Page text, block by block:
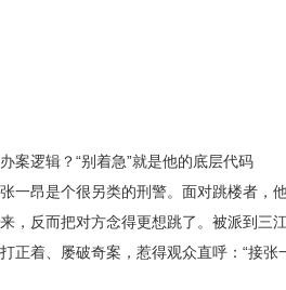
办案逻辑？“别着急”就是他的底层代码
张一昂是个很另类的刑警。面对跳楼者，
来，反而把对方念得更想跳了。被派到三
打正着、屡破奇案，惹得观众直呼：“接张